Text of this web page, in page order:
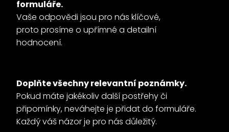
formuláře.
Vaše odpovědi jsou pro nás klíčové,
proto prosíme o upřímné a detailní
hodnocení.
Doplňte všechny relevantní poznámky.
Pokud máte jakékoliv další postřehy či
připomínky, neváhejte je přidat do formuláře.
Každý váš názor je pro nás důležitý.